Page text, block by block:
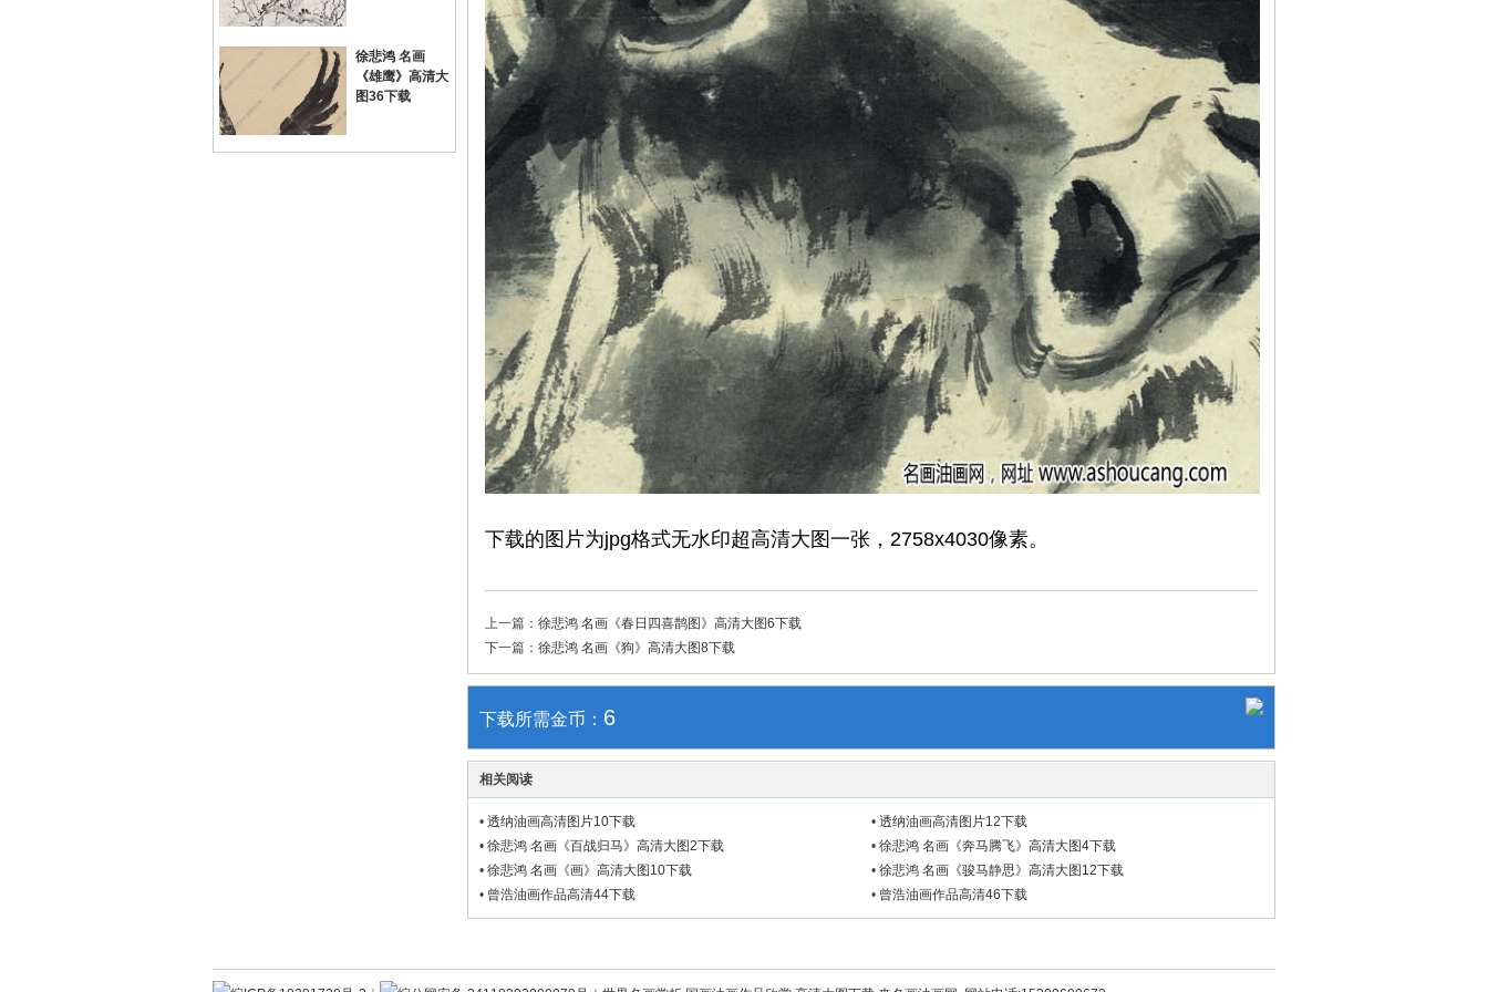
下载的图片为jpg格式无水印超高清大图一张，2758x4030像素。
上一篇： 徐悲鸿 名画《春日四喜鹊图》高清大图6下载
下一篇： 徐悲鸿 名画《狗》高清大图8下载
下载所需金币： 6
相关阅读
• 透纳油画高清图片10下载 • 透纳油画高清图片12下载
• 徐悲鸿 名画《百战归马》高清大图2下载 • 徐悲鸿 名画《奔马腾飞》高清大图4下载
• 徐悲鸿 名画《画》高清大图10下载 • 徐悲鸿 名画《骏马静思》高清大图12下载
• 曾浩油画作品高清44下载 • 曾浩油画作品高清46下载
徐悲鸿 名画
《雄鹰》高清大
图36下载